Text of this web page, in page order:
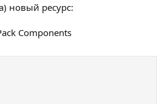
новый ресурс:
Components